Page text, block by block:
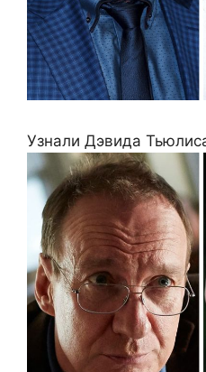
Узнали Дэвида